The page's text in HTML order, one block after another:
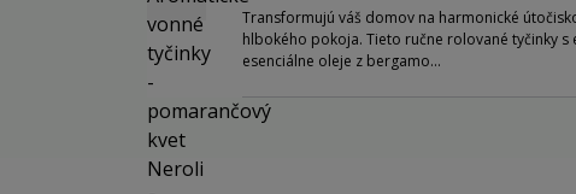
Transformujú váš domov na harmonické
hlbokého pokoja. Tieto ručne rolované tyčinky
esenciálne oleje z bergamo...